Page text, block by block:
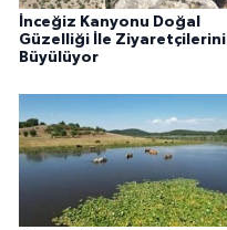
İnceğiz Kanyonu Doğal
Güzelliği İle Ziyaretçilerini
Büyülüyor